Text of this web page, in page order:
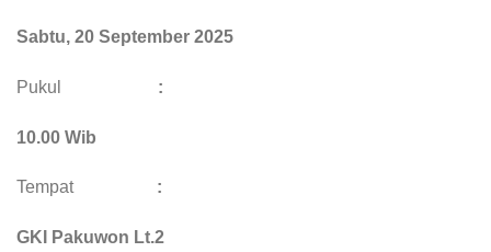
Sabtu, 20 September 2025
Pukul :
10.00 Wib
Tempat:
GKI Pakuwon Lt.2